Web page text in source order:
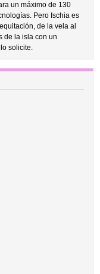
un máximo de 130
Pero Ischia es
de la vela al
de la isla con un
solicite.